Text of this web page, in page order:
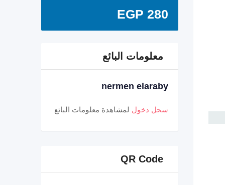
EGP 280
معلومات البائع
nermen elaraby
سجل دخول لمشاهدة معلومات البائع
QR Code